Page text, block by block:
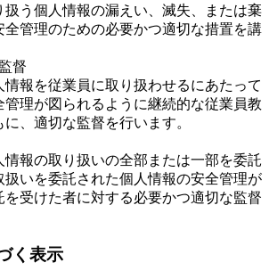
扱う個人情報の漏えい、滅失、または棄
全管理のための必要かつ適切な措置を講
督
情報を従業員に取り扱わせるにあたって
管理が図られるように継続的な従業員教
、適切な監督を行います。
情報の取り扱いの全部または一部を委託
扱いを委託された個人情報の安全管理が
を受けた者に対する必要かつ適切な監督
く表示